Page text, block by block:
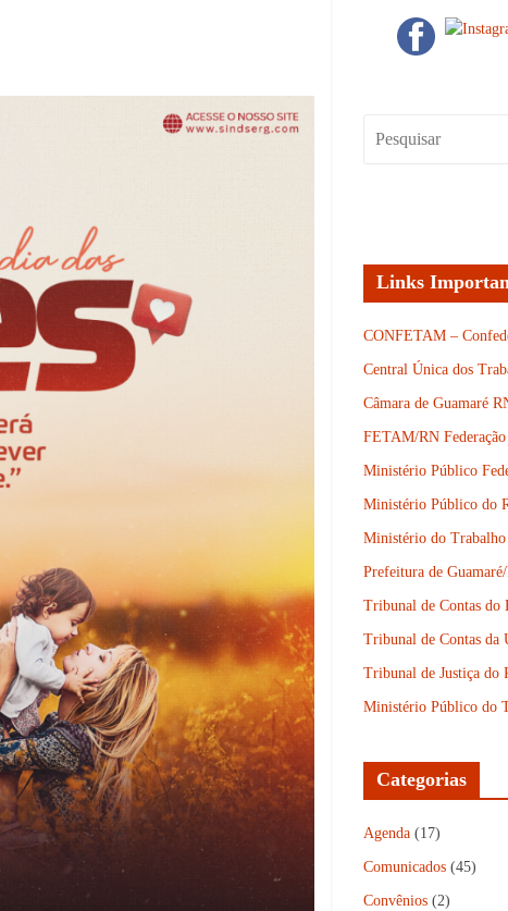
Links
CONFETAM –
Central Única dos
Câmara de Guamaré
FETAM/RN Federação
Ministério Público
Ministério Público do
Ministério do Trabalho
Prefeitura de
Tribunal de Contas do
Tribunal de Contas da
Tribunal de Justiça do
Ministério Público do
Categorias
Agenda (17)
Comunicados (45)
Convênios (2)